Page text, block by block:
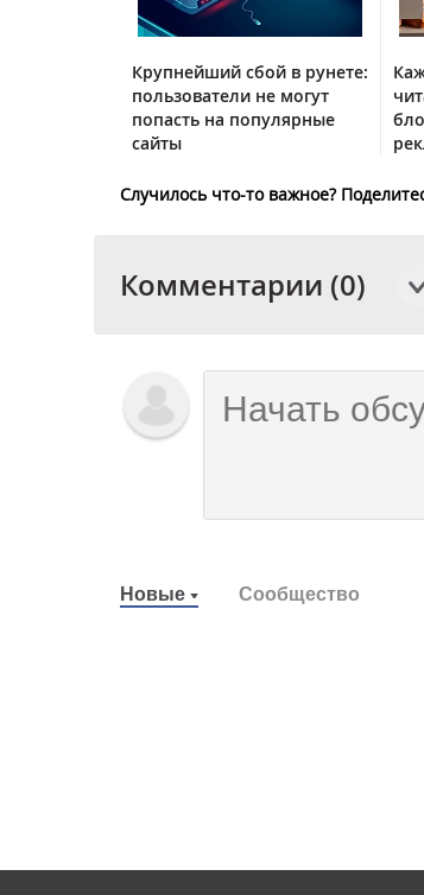
Крупнейший сбой в рунете:
пользователи не могут
попасть на популярные
сайты
Случилось что-то важное?
Комментарии (0)
Новые Сообщество